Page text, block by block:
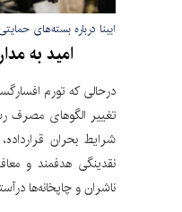
ایبنا درباره بسته‌های
امید به
درحالی که تورم
تغییر الگوهای مصرف
شرایط بحران
نقدینگی هدفمند و
ناشران و چاپخانه‌ها